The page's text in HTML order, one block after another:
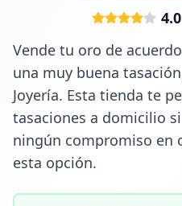
4.0
Vende tu oro de
una muy buena
Joyería. Esta tienda te
tasaciones a domicilio
ningún compromiso en
esta opción.